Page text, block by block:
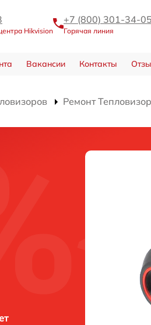
Hikvision
+7 (800) 301-34-05
Горячая линия
Вакансии Контакты
Ремонт